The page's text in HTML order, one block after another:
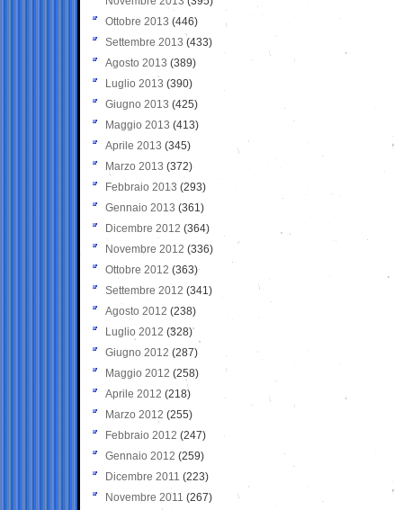
Ottobre 2013 (446)
Settembre 2013 (433)
Agosto 2013 (389)
Luglio 2013 (390)
Giugno 2013 (425)
Maggio 2013 (413)
Aprile 2013 (345)
Marzo 2013 (372)
Febbraio 2013 (293)
Gennaio 2013 (361)
Dicembre 2012 (364)
Novembre 2012 (336)
Ottobre 2012 (363)
Settembre 2012 (341)
Agosto 2012 (238)
Luglio 2012 (328)
Giugno 2012 (287)
Maggio 2012 (258)
Aprile 2012 (218)
Marzo 2012 (255)
Febbraio 2012 (247)
Gennaio 2012 (259)
Dicembre 2011 (223)
Novembre 2011 (267)